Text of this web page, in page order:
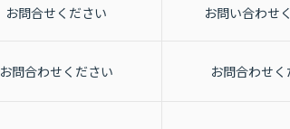
お問合せください お問い合わせ
お問合わせください お問合わせ